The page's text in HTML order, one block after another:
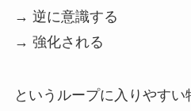
→ 逆に意識する
→ 強化される
というループに入りやすい